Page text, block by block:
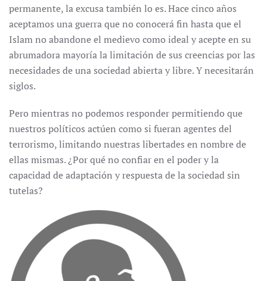
permanente, la excusa también lo es. Hace cinco años
aceptamos una guerra que no conocerá fin hasta que el
Islam no abandone el medievo como ideal y acepte en su
abrumadora mayoría la limitación de sus creencias por las
necesidades de una sociedad abierta y libre. Y necesitarán
siglos.
Pero mientras no podemos responder permitiendo que
nuestros políticos actúen como si fueran agentes del
terrorismo, limitando nuestras libertades en nombre de
ellas mismas. ¿Por qué no confiar en el poder y la
capacidad de adaptación y respuesta de la sociedad sin
tutelas?